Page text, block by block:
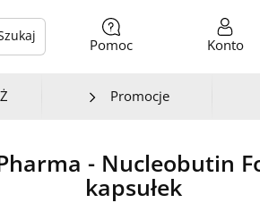
Pomoc Konto
Promocje
- Nucleobutin
kapsułek